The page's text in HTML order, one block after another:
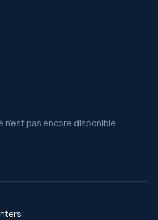
n’est pas encore disponible.